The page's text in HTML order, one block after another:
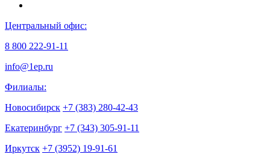
Центральный офис:
8 800 222-91-11
info@1ep.ru
Филиалы:
Новосибирск +7 (383) 280-42-43
Екатеринбург +7 (343) 305-91-11
Иркутск +7 (3952) 19-91-61